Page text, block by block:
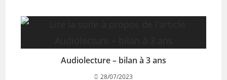
Audiolecture – bilan à 3 ans
28/07/2023